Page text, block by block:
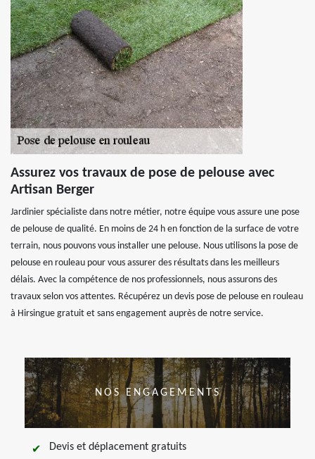
Assurez vos travaux de pose de pelouse avec
Artisan Berger
Jardinier spécialiste dans notre métier, notre équipe vous assure une pose
de pelouse de qualité. En moins de 24 h en fonction de la surface de votre
terrain, nous pouvons vous installer une pelouse. Nous utilisons la pose de
pelouse en rouleau pour vous assurer des résultats dans les meilleurs
délais. Avec la compétence de nos professionnels, nous assurons des
travaux selon vos attentes. Récupérez un devis pose de pelouse en rouleau
à Hirsingue gratuit et sans engagement auprès de notre service.
NOS ENGAGEMENTS
Devis et déplacement gratuits